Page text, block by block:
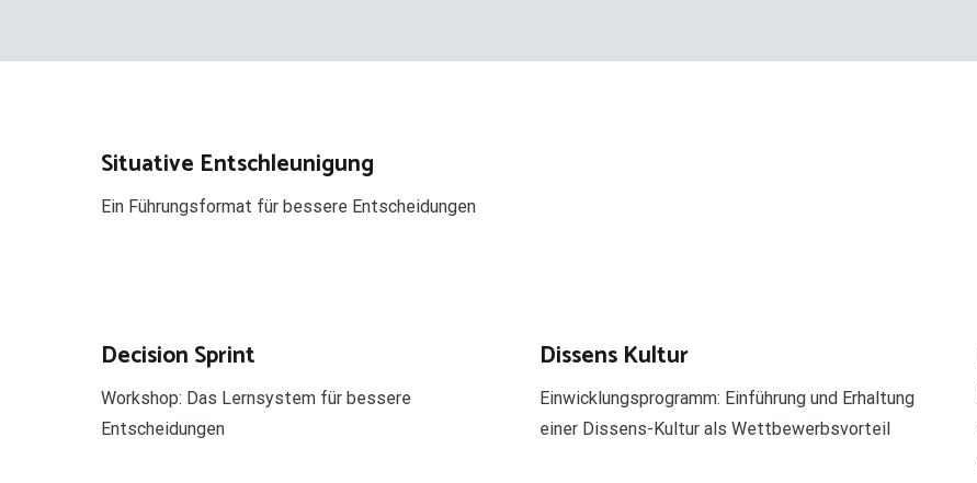
Situative Entschleunigung
Ein Führungsformat für bessere Entscheidungen
Decision Sprint
Workshop: Das Lernsystem für bessere
Entscheidungen
Dissens Kultur
Einwicklungsprogramm: Einführung und Erhaltung
einer Dissens-Kultur als Wettbewerbsvorteil